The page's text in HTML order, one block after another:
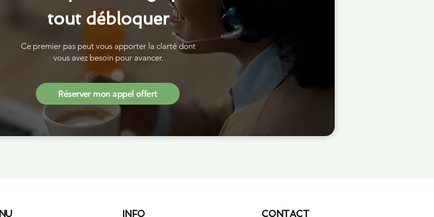
tout débloquer
Ce premier pas peut vous apporter la clarté dont
vous avez besoin pour avancer.
Réserver mon appel offert
INFO CONTACT